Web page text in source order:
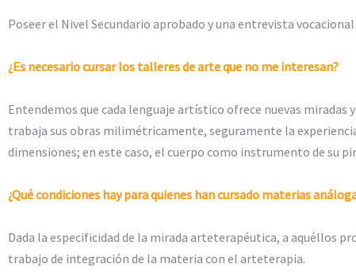
Poseer el Nivel Secundario aprobado y una entrevista
¿Es necesario cursar los talleres de arte que no me interesan?
Entendemos que cada lenguaje artístico ofrece nuevas
trabaja sus obras milimétricamente, seguramente la
dimensiones; en este caso, el cuerpo como instrumento de su
¿Qué condiciones hay para quienes han cursado materias
Dada la especificidad de la mirada arteterapéutica, a aquéllos
trabajo de integración de la materia con el arteterapia.